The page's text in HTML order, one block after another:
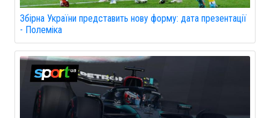
Збірна України представить нову форму: дата презентації
- Полеміка